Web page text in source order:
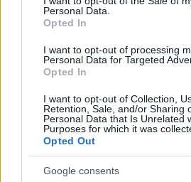
Personal Data.
Opted In
I want to opt-out of processing
Personal Data for Targeted
Opted In
I want to opt-out of Collection,
Retention, Sale, and/or Sharing
Personal Data that Is Unrelated
Purposes for which it was
Opted Out
Google consents
HIRDETÉS